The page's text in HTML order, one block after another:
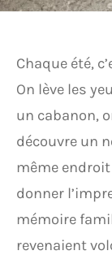
Chaque été,
On lève les
un cabanon,
découvre un
même endroit
donner
mémoire
revenaient